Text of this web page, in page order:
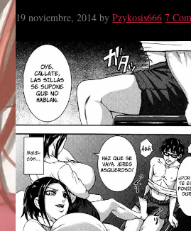
19 noviembre, 2014 byPzykosis666 7